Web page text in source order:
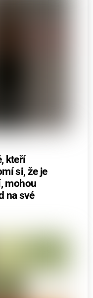
kteří
si, že je
mohou
na své